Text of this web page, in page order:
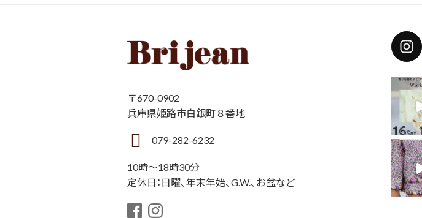
〒670-0902
兵庫県姫路市白銀町８番地
079-282-6232
10時〜18時30分
定休日：日曜、年末年始、G.W.、お盆など